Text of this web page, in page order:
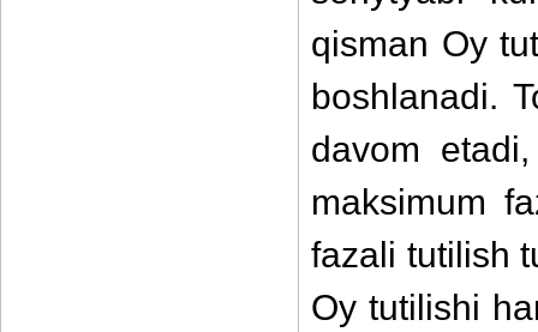
qisman Oy
boshlanadi.
davom
maksimum
fazali tutilish
Oy tutilishi